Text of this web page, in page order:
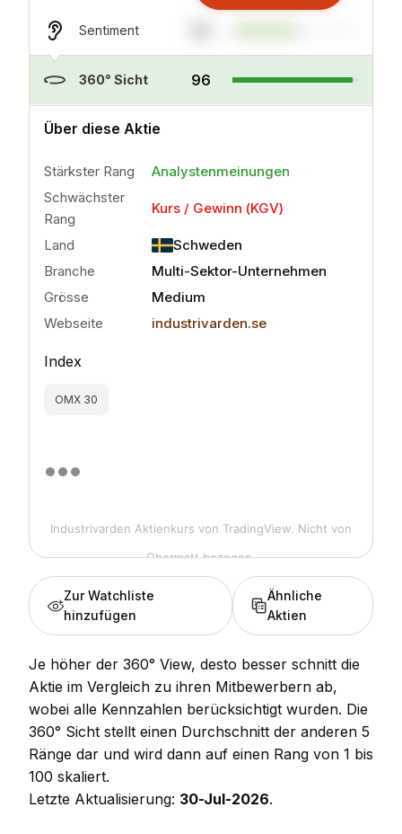
Sentiment
360° Sicht 96
Über diese Aktie
mehr
Stärkster Rang
Analystenmeinungen
Schwächster
Rang
Kurs / Gewinn (KGV)
Land
Schweden
Branche
Multi-Sektor-Unternehmen
Grösse
Medium
Webseite
industrivarden.se
Index
OMX 30
Industrivarden Aktienkurs von TradingView. Nicht von
Obermatt bezogen.
Zur Watchliste
hinzufügen
Ähnliche
Aktien
Je höher der 360° View, desto besser schnitt die
Aktie im Vergleich zu ihren Mitbewerbern ab,
wobei alle Kennzahlen berücksichtigt wurden. Die
360° Sicht stellt einen Durchschnitt der anderen 5
Ränge dar und wird dann auf einen Rang von 1 bis
100 skaliert.
Letzte Aktualisierung: 30-Jul-2026.